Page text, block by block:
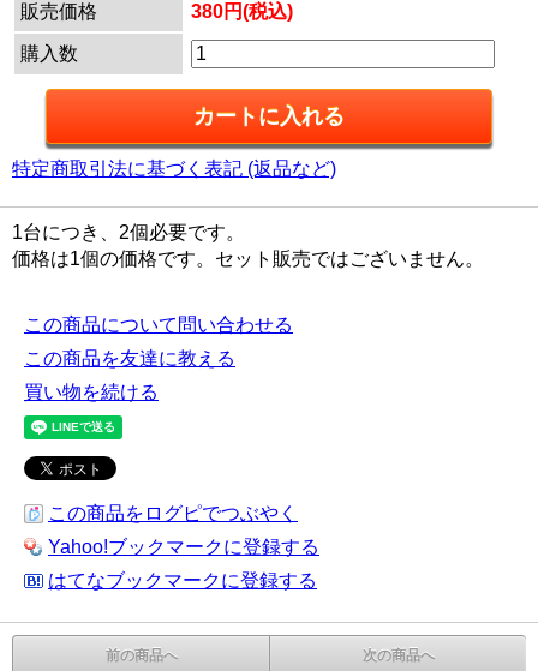
販売価格
380円(税込)
購入数
特定商取引法に基づく表記 (返品など)
1台につき、2個必要です。
価格は1個の価格です。セット販売ではございません。
この商品について問い合わせる
この商品を友達に教える
買い物を続ける
この商品をログピでつぶやく
Yahoo!ブックマークに登録する
はてなブックマークに登録する
前の商品へ 次の商品へ